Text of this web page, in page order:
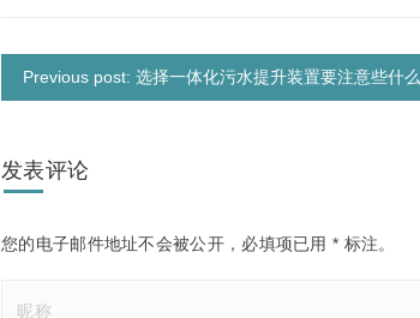
Previous post: 选择一体化污水提升装置要注意些什么
发表评论
您的电子邮件地址不会被公开， 必填项已用* 标注。